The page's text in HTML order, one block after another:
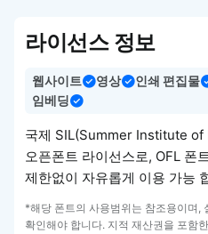
라이선스 정보
웹사이트 영상 인쇄 편집물
임베딩
국제 SIL(Summer Institute
오픈폰트 라이선스로, OFL 폰
제한없이 자유롭게 이용 가능
*해당 폰트의 사용범위는 참조용이며,
확인해야 합니다. 지적 재산권을 포함